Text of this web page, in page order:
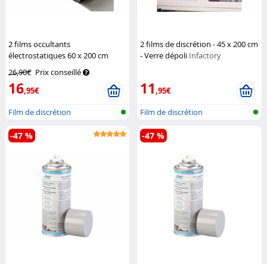
2 films occultants
électrostatiques 60 x 200 cm
26,90€ Prix conseillé
16,95€
Film de discrétion
2 films de discrétion - 45 x 200 cm
- Verre dépoli Infactory
11,95€
Film de discrétion
-47 % -47 %